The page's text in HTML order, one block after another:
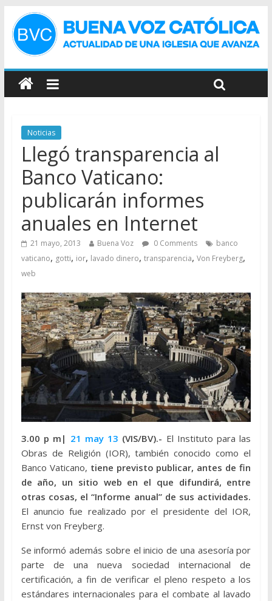
Noticias
Llegó transparencia al
Banco Vaticano:
publicarán informes
anuales en Internet
21 mayo, 2013 Buena Voz 0 Comments
banco
vaticano, gotti, ior, lavado dinero, transparencia, Von Freyberg,
web
3.00 p m| 21 may 13 (VIS/BV).- El Instituto para las
Obras de Religión (IOR), también conocido como el
Banco Vaticano, tiene previsto publicar, antes de fin
de año, un sitio web en el que difundirá, entre
otras cosas, el “Informe anual” de sus actividades.
El anuncio fue realizado por el presidente del IOR,
Ernst von Freyberg.
Se informó además sobre el inicio de una asesoría por
parte de una nueva sociedad internacional de
certificación, a fin de verificar el pleno respeto a los
estándares internacionales para el combate al lavado